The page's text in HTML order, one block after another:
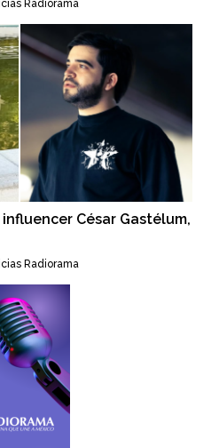
Radiorama
César Gastélum,
Radiorama